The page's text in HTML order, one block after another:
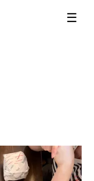
☰